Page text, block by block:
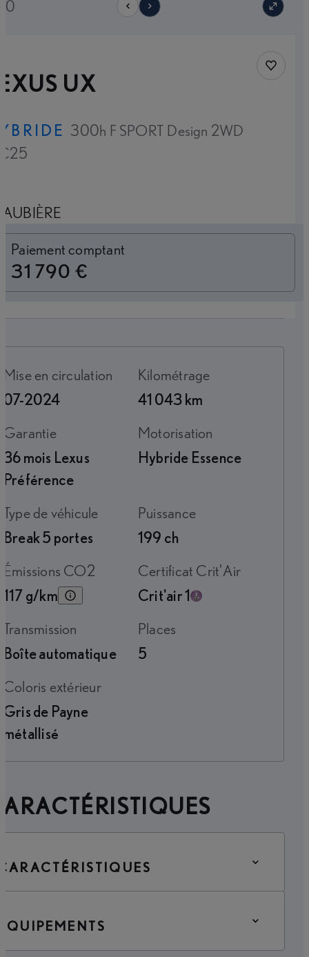
UX
300h F SPORT Design 2WD
AUBIÈRE
Paiement comptant
31 790 €
Mise en circulation
07-2024
Kilométrage
41 043 km
Garantie
36 mois Lexus
Préférence
Motorisation
Hybride Essence
Type de véhicule
Break 5 portes
Puissance
199 ch
Émissions CO2
117 g/km
Certificat Crit'Air
Crit'air 1
Transmission
Boîte automatique
Places
5
Coloris extérieur
Gris de Payne
métallisé